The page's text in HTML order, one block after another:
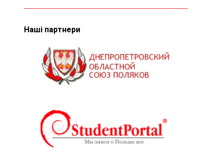
Наші партнери